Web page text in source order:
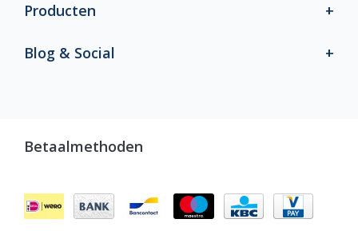
Producten
Blog & Social
Betaalmethoden